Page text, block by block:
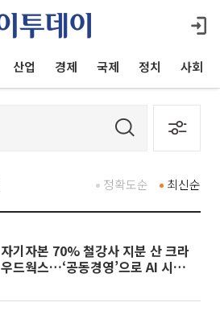
산업 경제 국제 정치 사회
최신순
정확도순
자기자본 70% 철강사 지분 산 크라
우드웍스…‘공동경영’으로 AI 시너